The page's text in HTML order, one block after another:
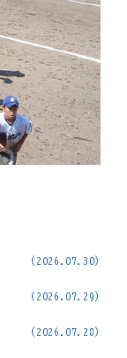
(2026.07.30)
(2026.07.29)
(2026.07.28)